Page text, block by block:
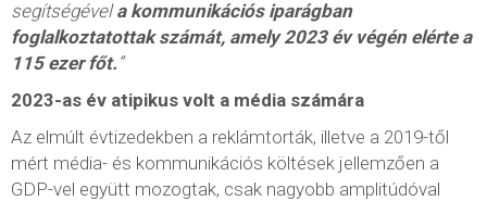
segítségévela kommunikációs iparágban
foglalkoztatottak számát, amely 2023 év végén elérte a
115 ezer főt. ”
2023-as év atipikus volt a média számára
Az elmúlt évtizedekben a reklámtorták, illetve a 2019-től
mért média- és kommunikációs költések jellemzően a
GDP-vel együtt mozogtak, csak nagyobb amplitúdóval